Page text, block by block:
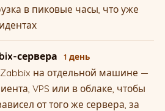
в пиковые часы, что уже
сервера 1 день
на отдельной машине —
VPS или в облаке, чтобы
от того же сервера, за